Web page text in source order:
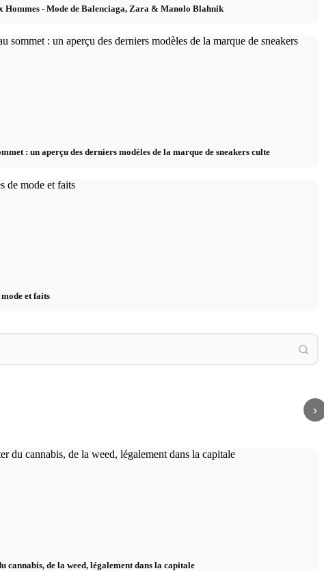
Hommes - Mode de Balenciaga, Zara & Manolo Blahnik
: un aperçu des derniers modèles de la marque de sneakers culte
et faits
›
cannabis, de la weed, légalement dans la capitale